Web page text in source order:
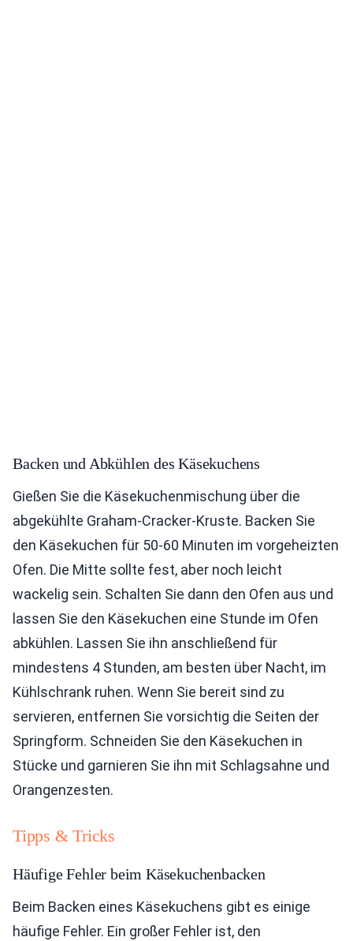
Backen und Abkühlen des Käsekuchens
Gießen Sie die Käsekuchenmischung über die
abgekühlte Graham-Cracker-Kruste. Backen Sie
den Käsekuchen für 50-60 Minuten im vorgeheizten
Ofen. Die Mitte sollte fest, aber noch leicht
wackelig sein. Schalten Sie dann den Ofen aus und
lassen Sie den Käsekuchen eine Stunde im Ofen
abkühlen. Lassen Sie ihn anschließend für
mindestens 4 Stunden, am besten über Nacht, im
Kühlschrank ruhen. Wenn Sie bereit sind zu
servieren, entfernen Sie vorsichtig die Seiten der
Springform. Schneiden Sie den Käsekuchen in
Stücke und garnieren Sie ihn mit Schlagsahne und
Orangenzesten.
Tipps & Tricks
Häufige Fehler beim Käsekuchenbacken
Beim Backen eines Käsekuchens gibt es einige
häufige Fehler. Ein großer Fehler ist, den